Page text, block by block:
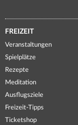
FREIZEIT
Veranstaltungen
Spielplätze
Rezepte
Meditation
Ausflugsziele
Freizeit-Tipps
Ticketshop